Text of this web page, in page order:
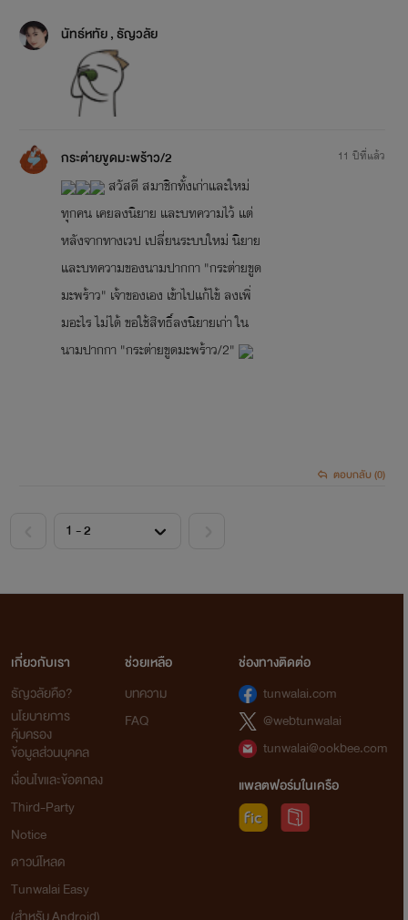
นัทธ์หทัย , ธัญวลัย
กระต่ายขูดมะพร้าว/2
สวัสดี สมาชิกทั้งเก่าและใหม่
ทุกคน เคยลงนิยาย และบทความไว้ แต่
หลังจากทางเวป เปลี่ยนระบบใหม่ นิยาย
และบทความของนามปากกา "กระต่ายขูด
มะพร้าว" เจ้าของเอง เข้าไปแก้ไข้ ลงเพ่ิ
มอะไร ไม่ได้ ขอใช้สิทธิ์ลงนิยายเก่า ใน
นามปากกา "กระต่ายขูดมะพร้าว/2"
11 ปีที่แล้ว
ตอบกลับ (0)
เกี่ยวกับเรา
ธัญวลัยคือ?
นโยบายการ
คุ้มครอง
ข้อมูลส่วนบุคคล
เงื่อนไขและข้อตกลง
Third-Party
Notice
ดาวน์โหลด
Tunwalai Easy
ช่วยเหลือ
บทความ
FAQ
ช่องทางติดต่อ
tunwalai.com
@webtunwalai
tunwalai@ookbee.com
แพลตฟอร์มในเครือ